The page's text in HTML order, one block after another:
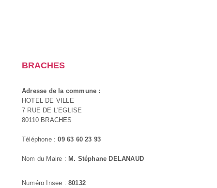
BRACHES
Adresse de la commune :
HOTEL DE VILLE
7 RUE DE L'EGLISE
80110 BRACHES
Téléphone :09 63 60 23 93
Nom du Maire : M. Stéphane DELANAUD
Numéro Insee : 80132